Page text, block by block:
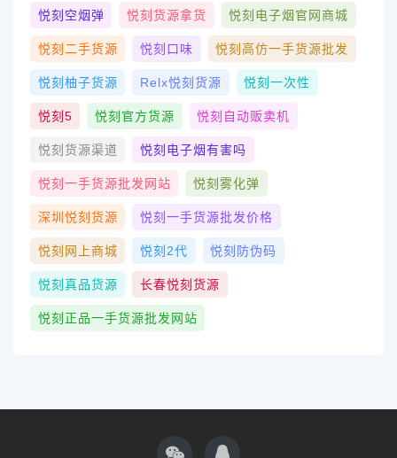
悦刻空烟弹 悦刻货源拿货 悦刻电子烟官网商城
悦刻二手货源 悦刻口味 悦刻高仿一手货源批发
悦刻柚子货源 Relx悦刻货源 悦刻一次性
悦刻5 悦刻官方货源 悦刻自动贩卖机
悦刻货源渠道 悦刻电子烟有害吗
悦刻一手货源批发网站 悦刻雾化弹
深圳悦刻货源 悦刻一手货源批发价格
悦刻网上商城 悦刻2代 悦刻防伪码
悦刻真品货源 长春悦刻货源
悦刻正品一手货源批发网站